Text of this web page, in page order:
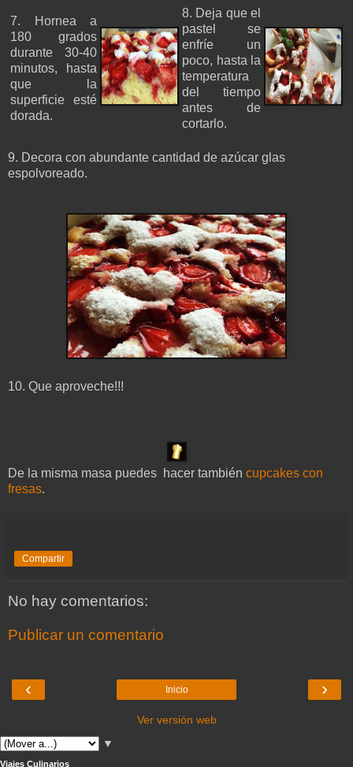
7. Hornea a
180 grados
durante 30-40
minutos, hasta
que la
superficie esté
dorada.
8. Deja que el
pastel se
enfríe un
poco, hasta la
temperatura
del tiempo
antes de
cortarlo.
9. Decora con abundante cantidad de azúcar glas
espolvoreado.
10. Que aproveche!!!
De la misma masa puedes hacer también cupcakes con
fresas.
Compartir
No hay comentarios:
Publicar un comentario
‹ ›
Inicio
Ver versión web
▼
Viajes Culinarios